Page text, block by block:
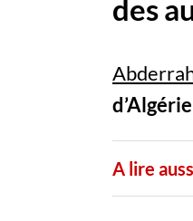
des
A lire